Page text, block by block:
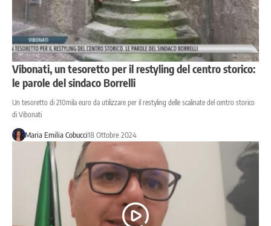
Vibonati, un tesoretto per il restyling del centro storico:
le parole del sindaco Borrelli
Un tesoretto di 210mila euro da utilizzare per il restyling delle scalinate del centro storico
di Vibonati
Maria Emilia Cobucci18 Ottobre 2024